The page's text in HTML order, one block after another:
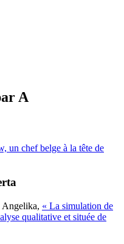
A
un chef belge à la tête de
« La simulation de
qualitative et située de